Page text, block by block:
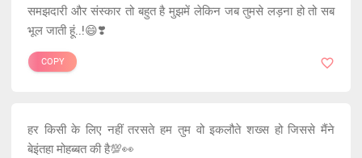
समझदारी और संस्कार तो बहुत है मुझमें लेकिन जब तुमसे लड़ना हो तो सब
भूल जाती हूं..!😄❣️
COPY
हर किसी के लिए नहीं तरसते हम तुम वो इकलौते शख्स हो जिससे मैंने
बेइंतहा मोहब्बत की है💯👀